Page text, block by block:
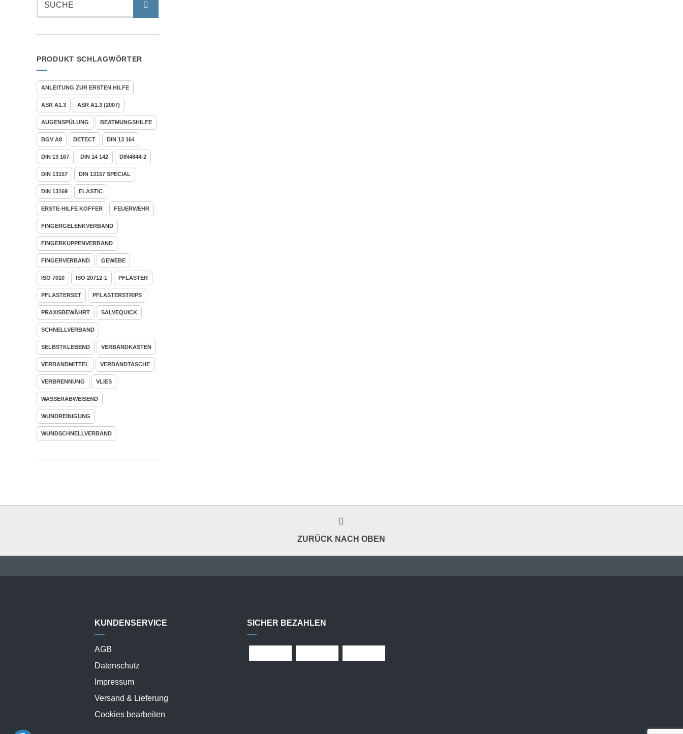
nach:
PRODUKT SCHLAGWÖRTER
ANLEITUNG ZUR ERSTEN HILFE
ASR A1.3 ASR A1.3 (2007)
AUGENSPÜLUNG BEATMUNGSHILFE
BGV A8 DETECT DIN 13 164
DIN 13 167 DIN 14 142 DIN4844-2
DIN 13157 DIN 13157 SPECIAL
DIN 13169 ELASTIC
ERSTE-HILFE KOFFER FEUERWEHR
FINGERGELENKVERBAND
FINGERKUPPENVERBAND
FINGERVERBAND GEWEBE
ISO 7010 ISO 20712-1 PFLASTER
PFLASTERSET PFLASTERSTRIPS
PRAXISBEWÄHRT SALVEQUICK
SCHNELLVERBAND
SELBSTKLEBEND VERBANDKASTEN
VERBANDMITTEL VERBANDTASCHE
VERBRENNUNG VLIES
WASSERABWEISEND
WUNDREINIGUNG
WUNDSCHNELLVERBAND
ZURÜCK NACH OBEN
KUNDENSERVICE
AGB
Datenschutz
Impressum
Versand & Lieferung
Cookies bearbeiten
SICHER BEZAHLEN